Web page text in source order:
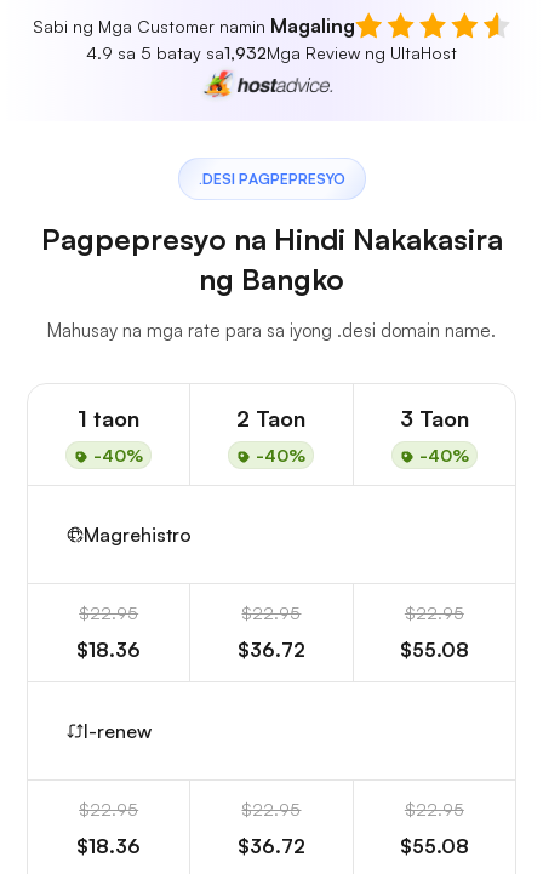
Sabi ng Mga Customer namin Magaling
4.9 sa 5 batay sa1,932Mga Review ng UltaHost
.DESI PAGPEPRESYO
Pagpepresyo na Hindi Nakakasira
ng Bangko
Mahusay na mga rate para sa iyong .desi domain name.
1 taon
-40%
2 Taon
-40%
3 Taon
-40%
Magrehistro
$22.95
$18.36
$22.95
$36.72
$22.95
$55.08
I-renew
$22.95
$18.36
$22.95
$36.72
$22.95
$55.08